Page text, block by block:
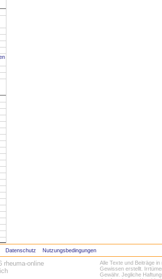
Datenschutz Nutzungsbedingungen
rheuma-online
Alle Texte und Beiträge
Gewissen erstellt.
Gewähr. Jegliche